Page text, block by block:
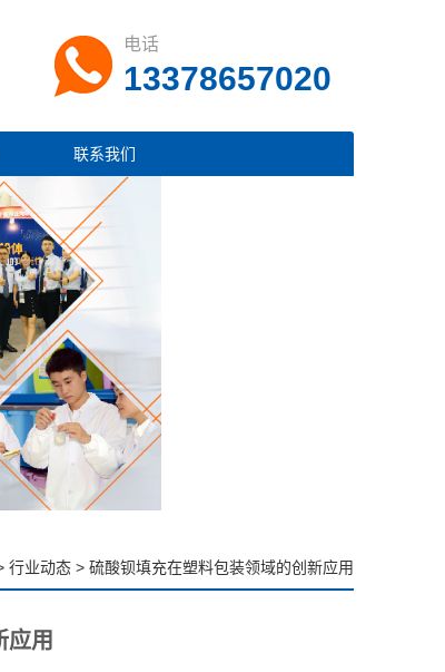
电话
13378657020
联系我们
行业动态 > 硫酸钡填充在塑料包装领域的创新应用
应用